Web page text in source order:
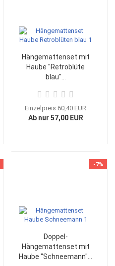
Hängemattenset mit
Haube "Retroblüte
blau"...
Einzelpreis 60,40 EUR
Ab nur 57,00 EUR
-7%
Doppel-
Hängemattenset mit
Haube "Schneemann"...